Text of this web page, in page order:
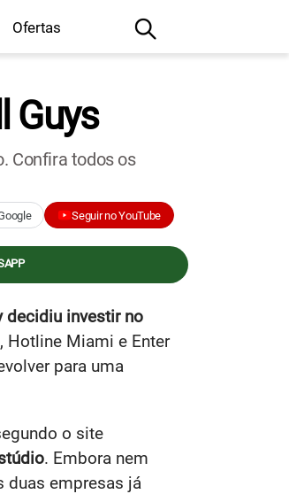
Ofertas
Guys
Confira todos os
Seguir no YouTube
decidiu investir no
Hotline Miami e Enter
para uma
o site
. Embora nem
duas empresas já